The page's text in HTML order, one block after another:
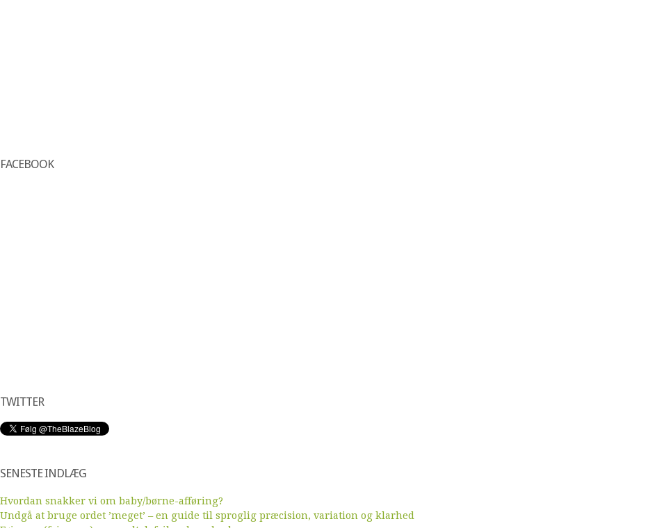
FACEBOOK
TWITTER
SENESTE INDLÆG
Hvordan snakker vi om baby/børne-afføring?
Undgå at bruge ordet ’meget’ – en guide til sproglig præcision, variation og klarhed